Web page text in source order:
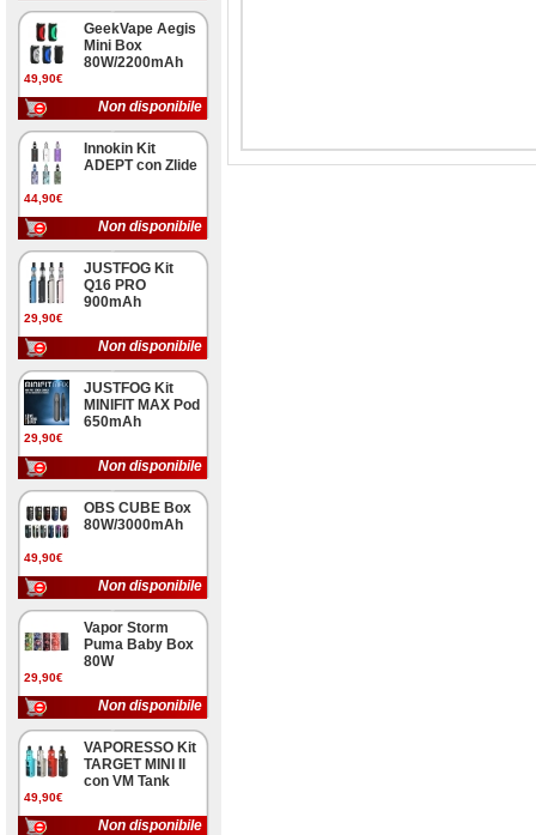
49,90€
GeekVape Aegis
Mini Box
80W/2200mAh
Non disponibile
44,90€
Innokin Kit
ADEPT con Zlide
Non disponibile
29,90€
JUSTFOG Kit
Q16 PRO
900mAh
Non disponibile
29,90€
JUSTFOG Kit
MINIFIT MAX Pod
650mAh
Non disponibile
49,90€
OBS CUBE Box
80W/3000mAh
Non disponibile
29,90€
Vapor Storm
Puma Baby Box
80W
Non disponibile
49,90€
VAPORESSO Kit
TARGET MINI II
con VM Tank
Non disponibile